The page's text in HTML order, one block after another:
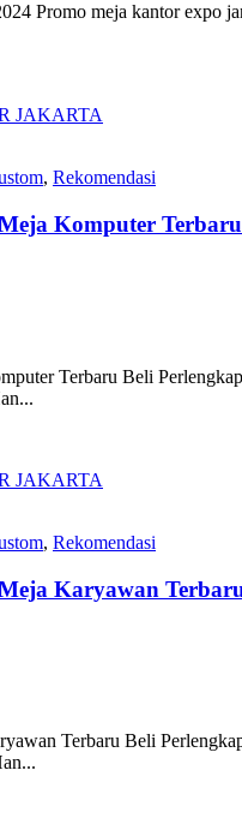
Promo meja kantor expo
, Rekomendasi
Komputer Terbaru
Terbaru Beli
, Rekomendasi
Karyawan
Terbaru Beli